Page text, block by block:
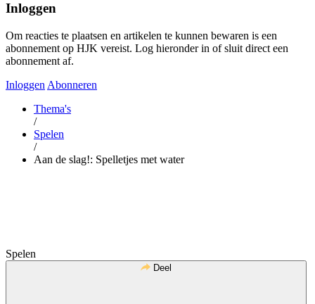
Inloggen
Om reacties te plaatsen en artikelen te kunnen bewaren is een
abonnement op HJK vereist. Log hieronder in of sluit direct een
abonnement af.
Inloggen Abonneren
Thema's
/
Spelen
/
Aan de slag!: Spelletjes met water
Spelen
Deel